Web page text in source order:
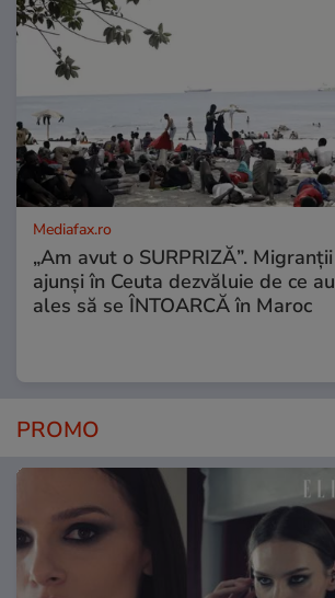
Mediafax.ro
„Am avut o SURPRIZĂ”. Migranții
ajunși în Ceuta dezvăluie de ce au
ales să se ÎNTOARCĂ în Maroc
PROMO